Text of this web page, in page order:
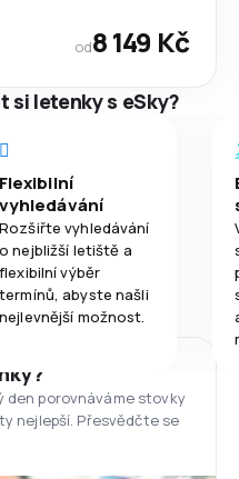
od8 149 Kč
si letenky s eSky?
Flexibilní
vyhledávání
Rozšiřte vyhledávání
o nejbližší letiště a
flexibilní výběr
termínů, abyste našli
nejlevnější možnost.
den porovnáváme stovky
nejlepší. Přesvědčte se